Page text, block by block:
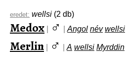
eredet: wellsi (2 db)
Medox ♂ Angol név wellsi
Merlin ♂ A wellsi Myrddin